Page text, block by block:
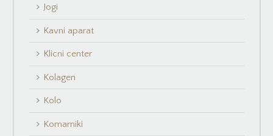
Jogi
Kavni aparat
Klicni center
Kolagen
Kolo
Komarniki